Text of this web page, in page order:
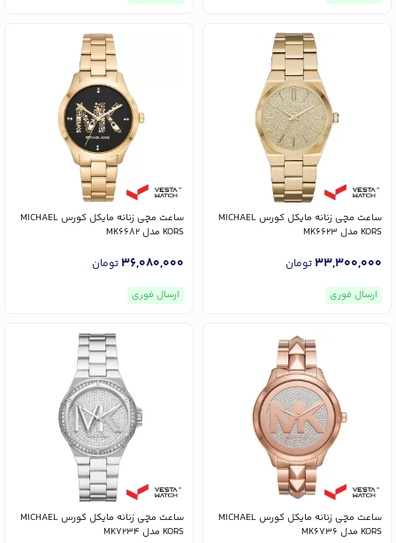
ساعت مچی زنانه مایکل کورس MICHAEL
KORS مدل MK6623
33,300,000تومان
ارسال فوری
ساعت مچی زنانه مایکل کورس MICHAEL
KORS مدل MK6682
36,080,000تومان
ارسال فوری
ساعت مچی زنانه مایکل کورس MICHAEL
KORS مدل MK6736
ساعت مچی زنانه مایکل کورس MICHAEL
KORS مدل MK7234